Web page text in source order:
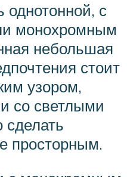
с
монохромным
небольшая
стоит
узором,
со светлыми
сделать
просторным.